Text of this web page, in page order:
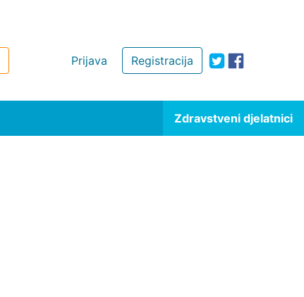
Registracija
Prijava
Zdravstveni djelatnici